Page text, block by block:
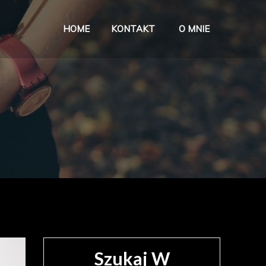
w życiu
HOME KONTAKT O MNIE
Szukaj W